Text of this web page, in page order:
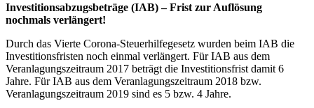
Investitionsabzugsbeträge (IAB) – Frist zur Auflösung
nochmals verlängert!
Durch das Vierte Corona-Steuerhilfegesetz wurden beim IAB die
Investitionsfristen noch einmal verlängert. Für IAB aus dem
Veranlagungszeitraum 2017 beträgt die Investitionsfrist damit 6
Jahre. Für IAB aus dem Veranlagungszeitraum 2018 bzw.
Veranlagungszeitraum 2019 sind es 5 bzw. 4 Jahre.